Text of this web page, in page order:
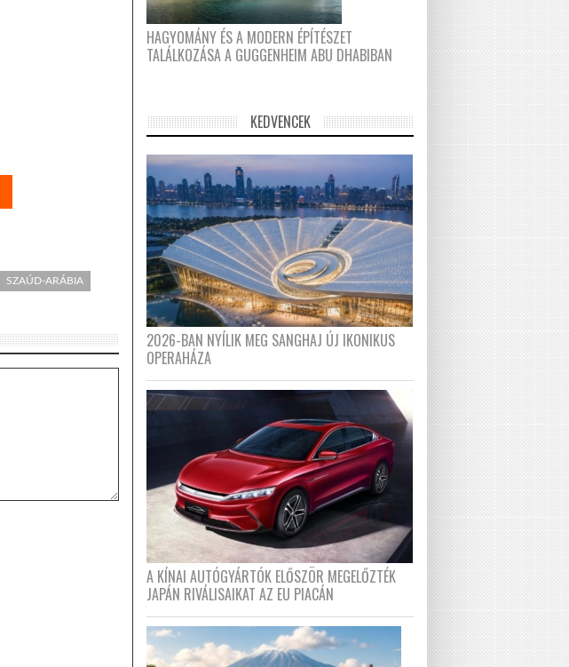
SZAÚD-ARÁBIA
HAGYOMÁNY ÉS A MODERN ÉPÍTÉSZET
TALÁLKOZÁSA A GUGGENHEIM ABU DHABIBAN
KEDVENCEK
2026-BAN NYÍLIK MEG SANGHAJ ÚJ IKONIKUS
OPERAHÁZA
A KÍNAI AUTÓGYÁRTÓK ELŐSZÖR MEGELŐZTÉK
JAPÁN RIVÁLISAIKAT AZ EU PIACÁN